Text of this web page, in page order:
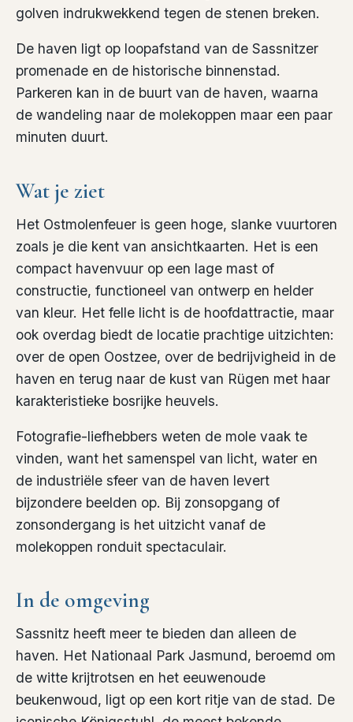
golven indrukwekkend tegen de stenen breken.
De haven ligt op loopafstand van de Sassnitzer
promenade en de historische binnenstad.
Parkeren kan in de buurt van de haven, waarna
de wandeling naar de molekoppen maar een paar
minuten duurt.
Wat je ziet
Het Ostmolenfeuer is geen hoge, slanke vuurtoren
zoals je die kent van ansichtkaarten. Het is een
compact havenvuur op een lage mast of
constructie, functioneel van ontwerp en helder
van kleur. Het felle licht is de hoofdattractie, maar
ook overdag biedt de locatie prachtige uitzichten:
over de open Oostzee, over de bedrijvigheid in de
haven en terug naar de kust van Rügen met haar
karakteristieke bosrijke heuvels.
Fotografie-liefhebbers weten de mole vaak te
vinden, want het samenspel van licht, water en
de industriële sfeer van de haven levert
bijzondere beelden op. Bij zonsopgang of
zonsondergang is het uitzicht vanaf de
molekoppen ronduit spectaculair.
In de omgeving
Sassnitz heeft meer te bieden dan alleen de
haven. Het Nationaal Park Jasmund, beroemd om
de witte krijtrotsen en het eeuwenoude
beukenwoud, ligt op een kort ritje van de stad. De